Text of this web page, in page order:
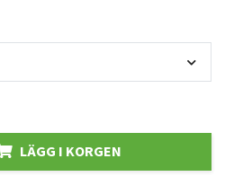
LÄGG I KORGEN